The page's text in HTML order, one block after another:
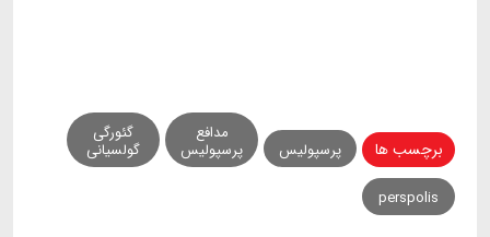
برچسب ها پرسپولیس
مدافع
پرسپولیس
گئورگی
گولسیانی
perspolis